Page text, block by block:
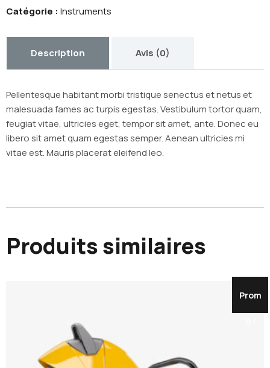
Catégorie : Instruments
Description Avis (0)
Pellentesque habitant morbi tristique senectus et netus et
malesuada fames ac turpis egestas. Vestibulum tortor quam,
feugiat vitae, ultricies eget, tempor sit amet, ante. Donec eu
libero sit amet quam egestas semper. Aenean ultricies mi
vitae est. Mauris placerat eleifend leo.
Produits similaires
Prom